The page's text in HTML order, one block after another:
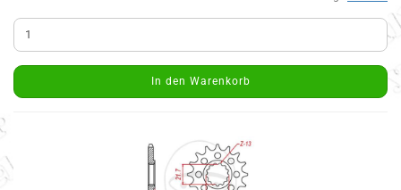
In den Warenkorb